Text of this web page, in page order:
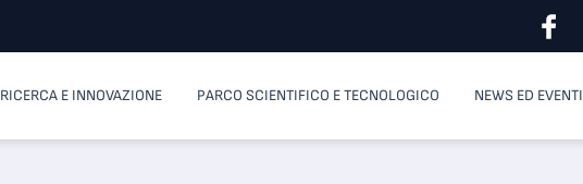
RICERCA E INNOVAZIONE PARCO SCIENTIFICO E TECNOLOGICO NEWS ED EVENTI